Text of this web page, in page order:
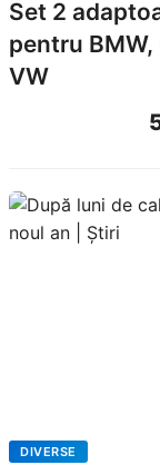
Set 2
pentru
VW
DIVERSE